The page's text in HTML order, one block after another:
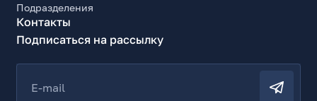
Подразделения
Контакты
Подписаться на рассылку
E-mail